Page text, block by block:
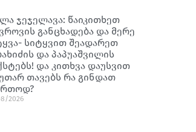
ჯეჯელავა: წაიკითხეთ
განცხადება და მერე
სიტყვით შეადარეთ
და პაპუაშვილის
და კითხვა დაუსვით
თავებს რა გინდათ
2026